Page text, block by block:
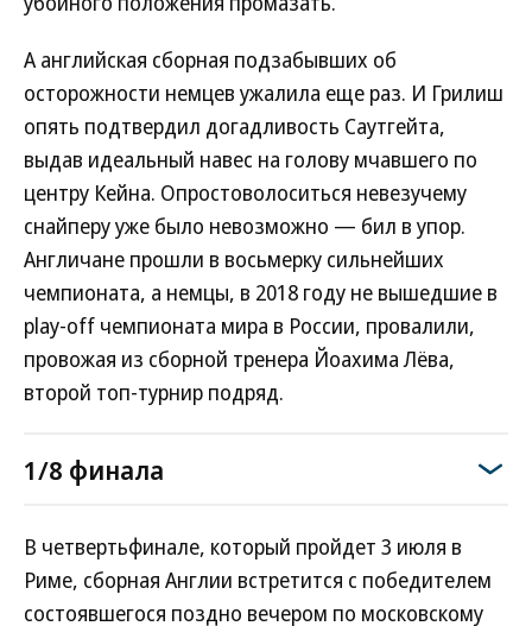
А английская сборная подзабывших об
осторожности немцев ужалила еще раз. И Грилиш
опять подтвердил догадливость Саутгейта,
выдав идеальный навес на голову мчавшего по
центру Кейна. Опростоволоситься невезучему
снайперу уже было невозможно — бил в упор.
Англичане прошли в восьмерку сильнейших
чемпионата, а немцы, в 2018 году не вышедшие в
play-off чемпионата мира в России, провалили,
провожая из сборной тренера Йоахима Лёва,
второй топ-турнир подряд.
1/8 финала
В четвертьфинале, который пройдет 3 июля в
Риме, сборная Англии встретится с победителем
состоявшегося поздно вечером по московскому